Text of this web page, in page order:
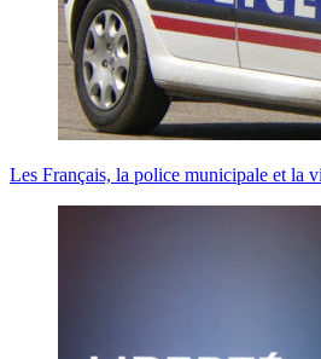
Les Français, la police municipale et la